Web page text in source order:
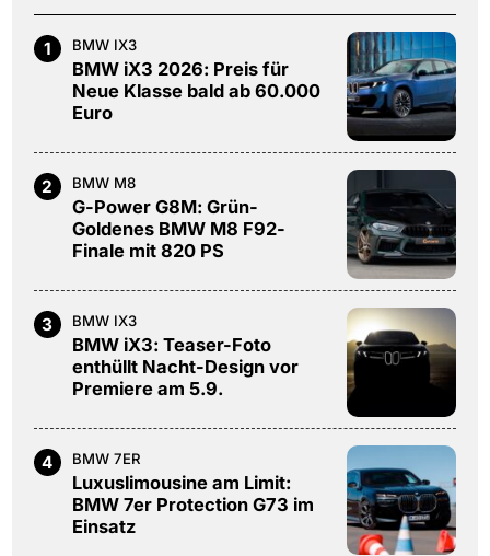
1 BMW IX3
BMW iX3 2026: Preis für
Neue Klasse bald ab 60.000
Euro
2 BMW M8
G-Power G8M: Grün-
Goldenes BMW M8 F92-
Finale mit 820 PS
3 BMW IX3
BMW iX3: Teaser-Foto
enthüllt Nacht-Design vor
Premiere am 5.9.
4 BMW 7ER
Luxuslimousine am Limit:
BMW 7er Protection G73 im
Einsatz